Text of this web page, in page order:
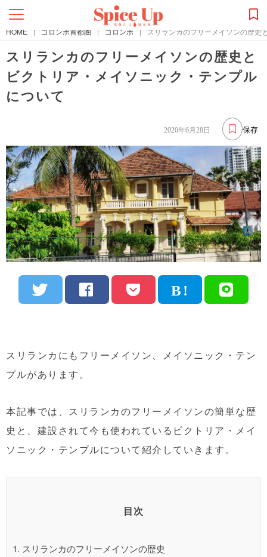
HOME | コロンボ首都圏 | コロンボ | スリランカのフリーメイソンの歴史
スリランカのフリーメイソンの歴史と
ビクトリア・メイソニック・テンプル
について
保存
2020年6月28日
スリランカにもフリーメイソン、メイソニック・テン
プルがあります。
本記事では、スリランカのフリーメイソンの簡単な歴
史と、建設されて今も使われているビクトリア・メイ
ソニック・テンプルについて紹介していきます。
目次
1. スリランカのフリーメイソンの歴史